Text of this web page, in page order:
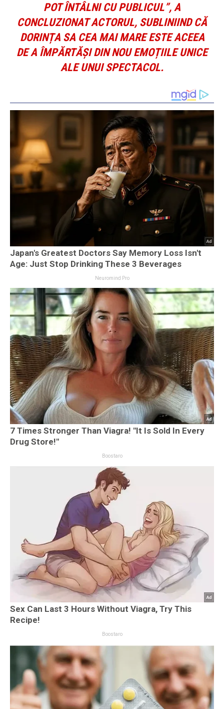
POT ÎNTÂLNI CU PUBLICUL”, A
CONCLUZIONAT ACTORUL, SUBLINIIND CĂ
DORINȚA SA CEA MAI MARE ESTE ACEEA
DE A ÎMPĂRTĂȘI DIN NOU EMOȚIILE UNICE
ALE UNUI SPECTACOL.